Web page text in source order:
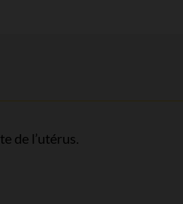
de l’utérus.